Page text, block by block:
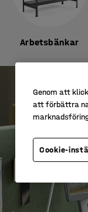
Arbetsbänkar
Genom att
att förbättra
Cookie-